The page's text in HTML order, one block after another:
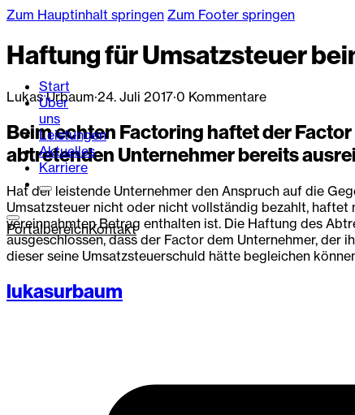
Zum Hauptinhalt springen Zum Footer springen
Start
Über
uns
Leistungen
Aktuelles
Karriere
PortalbereichKontakt
Haftung für Umsatzsteuer
Lukas Urbaum·24. Juli 2017·0 Kommentare
Beim echten Factoring haftet der
abtretenden Unternehmer bereits
Hat der leistende Unternehmer den Anspruch auf die
Umsatzsteuer nicht oder nicht vollständig bezahlt,
vereinnahmten Betrag enthalten ist. Die Haftung des
ausgeschlossen, dass der Factor dem Unternehmer,
dieser seine Umsatzsteuerschuld hätte begleichen
lukasurbaum